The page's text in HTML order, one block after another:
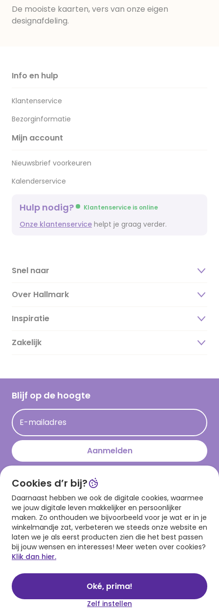
De mooiste kaarten, vers van onze eigen
designafdeling.
Info en hulp
Klantenservice
Bezorginformatie
Mijn account
Nieuwsbrief voorkeuren
Kalenderservice
Hulp nodig? Klantenservice is online
Onze klantenservice helpt je graag verder.
Snel naar
Over Hallmark
Over ons
Duurzaamheid
Hallmark Kaartclub
Acties
Persberichten
Hallmark en Kinderpostzegels
Inspiratie
Magazine
Cadeau inspiratie
Kaartinspiratie
Zakelijk
Blijf op de hoogte
E-mailadres
Aanmelden
Download onze app
Cookies d’r bij?
Daarnaast hebben we ook de digitale cookies, waarmee
we jouw digitale leven makkelijker en persoonlijker
maken. Zo onthouden we bijvoorbeeld voor je wat er in je
winkelmandje zat, verbeteren we steeds onze website en
laten we je als eerst producten zien die het best passen
bij jouw wensen en interesses! Meer weten over cookies?
Klik dan hier.
Oké, prima!
Zelf instellen